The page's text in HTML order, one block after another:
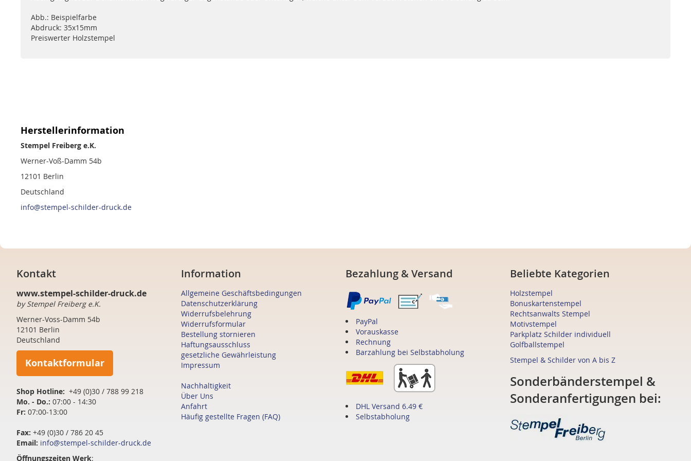
Abb.: Beispielfarbe
Abdruck: 35x15mm
Preiswerter Holzstempel
Herstellerinformation
Stempel Freiberg e.K.
Werner-Voß-Damm 54b
12101 Berlin
Deutschland
info@stempel-schilder-druck.de
Kontakt
www.stempel-schilder-druck.de
by Stempel Freiberg e.K.
Werner-Voss-Damm 54b
12101 Berlin
Deutschland
Kontaktformular
Shop Hotline: +49 (0)30 / 788 99 218
Mo. - Do.: 07:00 - 14:30
Fr: 07:00-13:00
Fax: +49 (0)30 / 786 20 45
Email: info@stempel-schilder-druck.de
Öffnungszeiten Werk:
Information
Allgemeine Geschäftsbedingungen
Datenschutzerklärung
Widerrufsbelehrung
Widerrufsformular
Bestellung stornieren
Haftungsausschluss
gesetzliche Gewährleistung
Impressum
Nachhaltigkeit
Über Uns
Anfahrt
Häufig gestellte Fragen (FAQ)
Bezahlung & Versand
PayPal
Vorauskasse
Rechnung
Barzahlung bei Selbstabholung
DHL Versand 6.49 €
Selbstabholung
Beliebte Kategorien
Holzstempel
Bonuskartenstempel
Rechtsanwalts Stempel
Motivstempel
Parkplatz Schilder individuell
Golfballstempel
Stempel & Schilder von A bis Z
Sonderbänderstempel &
Sonderanfertigungen bei: